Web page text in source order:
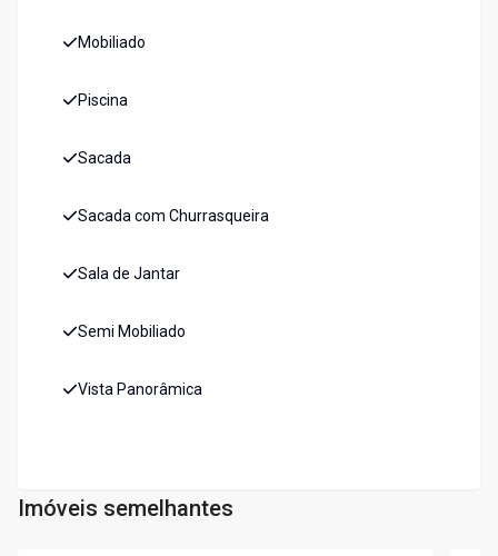
Mobiliado
Piscina
Sacada
Sacada com Churrasqueira
Sala de Jantar
Semi Mobiliado
Vista Panorâmica
Imóveis semelhantes